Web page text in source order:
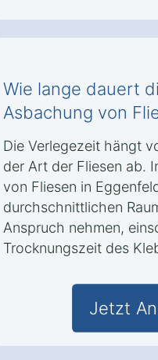
Wie lange dauert
Asbachung von
Die Verlegezeit hängt
der Art der Fliesen ab.
von Fliesen in
durchschnittlichen
Anspruch nehmen,
Trocknungszeit des
Jetzt